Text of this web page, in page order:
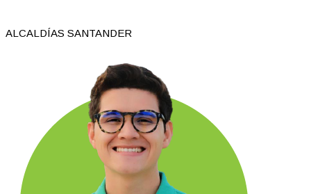
ALCALDÍAS SANTANDER